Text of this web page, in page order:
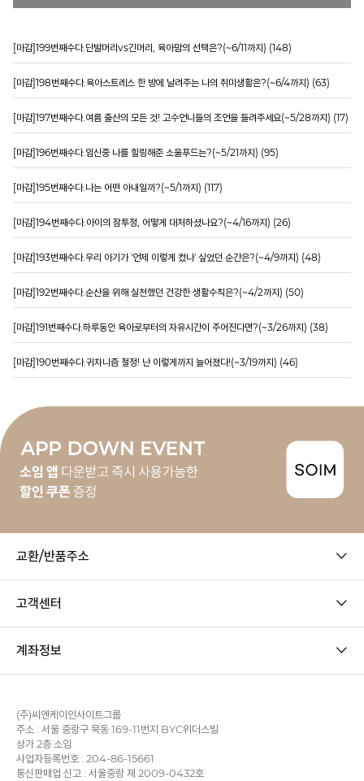
[마감]199번째수다.단발머리vs긴머리, 육아맘의 선택은?(~6/11까지) (148)
[마감]198번째수다.육아스트레스 한 방에 날려주는 나의 취미생활은?(~6/4까지) (63)
[마감]197번째수다.여름 출산의 모든 것! 고수언니들의 조언을 들려주세요(~5/28까지) (17)
[마감]196번째수다.임신중 나를 힐링해준 소울푸드는?(~5/21까지) (95)
[마감]195번째수다.나는 어떤 아내일까?(~5/1까지) (117)
[마감]194번째수다.아이의 잠투정, 어떻게 대처하셨나요?(~4/16까지) (26)
[마감]193번째수다.우리 아기가 '언제 이렇게 컸나' 싶었던 순간은?(~4/9까지) (48)
[마감]192번째수다.순산을 위해 실천했던 건강한 생활수칙은?(~4/2까지) (50)
[마감]191번째수다.하루동안 육아로부터의 자유시간이 주어진다면?(~3/26까지) (38)
[마감]190번째수다.귀차니즘 절정! 난 이렇게까지 늘어졌다!(~3/19까지) (46)
교환/반품주소
고객센터
계좌정보
(주)씨엔케이인사이트그룹
주소 : 서울 중랑구 묵동 169-11번지 BYC위더스빌
상가 2층 소임
사업자등록번호 : 204-86-15661
통신판매업 신고 : 서울중랑 제 2009-0432호